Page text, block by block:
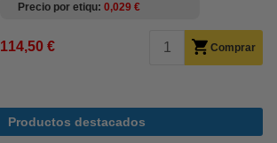
Precio por etiqu 0,029 €
114,50 € Comprar
Productos destacados